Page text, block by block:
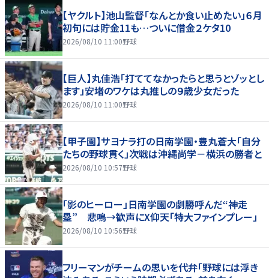
【ヤクルト】池山監督「なんとか食い止めたい」６月
初旬には貯金11も…ついに借金２ケタ10
2026/08/10 11:00野球
【巨人】丸佳浩「打ててなかったらと思うとゾッとし
ます」安堵のワケは丸推しの９歳少女だった
2026/08/10 11:00野球
【甲子園】サヨナラ打の日南学園・豊丸蒼大「自分
たちの野球貫く」次戦は沖縄尚学－横浜の勝者と
2026/08/10 10:57野球
「影のヒーロー」日南学園の劇勝呼んだ“神走
塁” 悲鳴→歓声にX仰天「特大ファインプレー」
2026/08/10 10:56野球
フリーマンがチームの思いを代弁「野球には浮き